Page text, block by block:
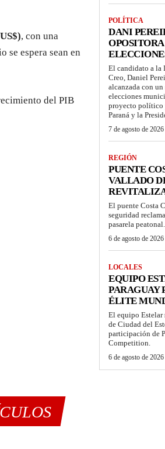
, con una
se espera sean en
del PIB
POLÍTICA
DANI
El candidato a la
Creo, Daniel
alcanzada con
elecciones
proyecto político
Paraná y la
7 de agosto de 2026
REGIÓN
PUENTE
VALLADO
El puente Costa
seguridad
pasarela peatonal.
6 de agosto de 2026
LOCALES
EQUIPO
PARAGUAY
ÉLITE
El equipo Estelar
de Ciudad del
participación de
Competition.
6 de agosto de 2026